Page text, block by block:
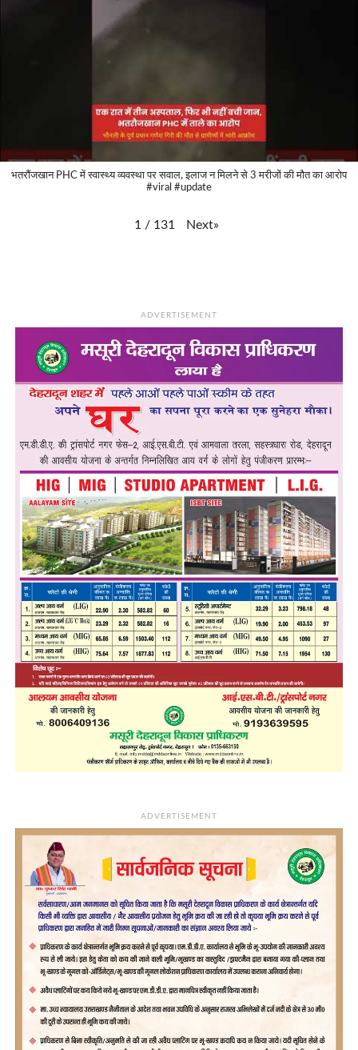
भतरौंजखान PHC में स्वास्थ्य व्यवस्था पर सवाल, इलाज न मिलने से 3 मरीजों की मौत का आरोप
#viral #update
1 / 131 Next»
ADVERTISEMENT
ADVERTISEMENT